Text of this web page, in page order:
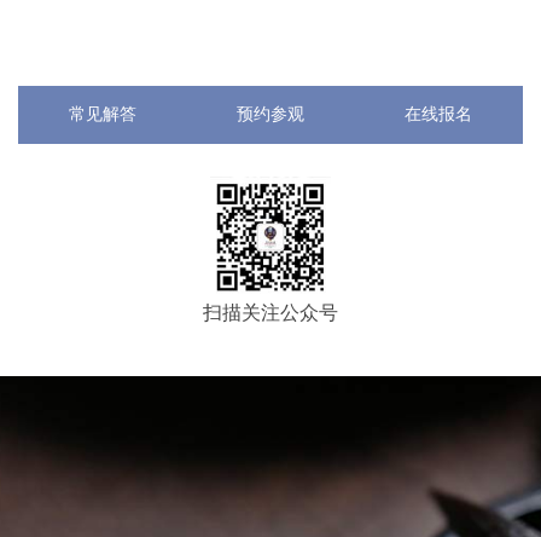
常见解答 预约参观 在线报名
扫描关注公众号